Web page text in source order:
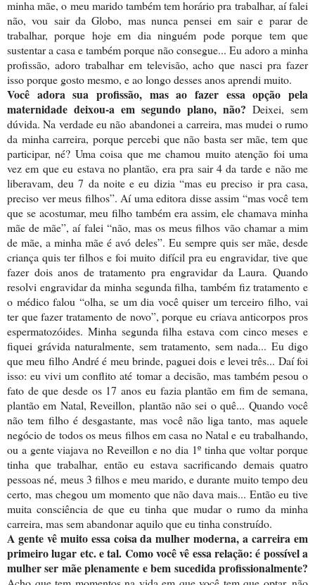
minha mãe, o meu marido também tem horário pra trabalhar, aí falei
não, vou sair da Globo, mas nunca pensei em sair e parar de
trabalhar, porque hoje em dia ninguém pode porque tem que
sustentar a casa e também porque não consegue... Eu adoro a minha
profissão, adoro trabalhar em televisão, acho que nasci pra fazer
isso porque gosto mesmo, e ao longo desses anos aprendi muito.
Você adora sua profissão, mas ao fazer essa opção pela
maternidade deixou-a em segundo plano, não? Deixei, sem
dúvida. Na verdade eu não abandonei a carreira, mas mudei o rumo
da minha carreira, porque percebi que não basta ser mãe, tem que
participar, né? Uma coisa que me chamou muito atenção foi uma
vez em que eu estava no plantão, era pra sair 4 da tarde e não me
liberavam, deu 7 da noite e eu dizia “mas eu preciso ir pra casa,
preciso ver meus filhos”. Aí uma editora disse assim “mas você tem
que se acostumar, meu filho também era assim, ele chamava minha
mãe de mãe”, aí falei “não, mas os meus filhos vão chamar a mim
de mãe, a minha mãe é avó deles”. Eu sempre quis ser mãe, desde
criança quis ter filhos e foi muito difícil pra eu engravidar, tive que
fazer dois anos de tratamento pra engravidar da Laura. Quando
resolvi engravidar da minha segunda filha, também fiz tratamento e
o médico falou “olha, se um dia você quiser um terceiro filho, vai
ter que fazer tratamento de novo”, porque eu criava anticorpos pros
espermatozóides. Minha segunda filha estava com cinco meses e
fiquei grávida naturalmente, sem tratamento, sem nada... Eu digo
que meu filho André é meu brinde, paguei dois e levei três... Daí foi
isso: eu vivi um conflito até tomar a decisão, mas também pesou o
fato de que desde os 17 anos eu fazia plantão em fim de semana,
plantão em Natal, Reveillon, plantão não sei o quê... Quando você
não tem filho é desgastante, mas você não liga tanto, mas aquele
negócio de todos os meus filhos em casa no Natal e eu trabalhando,
ou a gente viajava no Reveillon e no dia 1º tinha que voltar porque
tinha que trabalhar, então eu estava sacrificando demais quatro
pessoas né, meus 3 filhos e meu marido, e durante muito tempo deu
certo, mas chegou um momento que não dava mais... Então eu tive
muita consciência de que eu tinha que mudar o rumo da minha
carreira, mas sem abandonar aquilo que eu tinha construído.
A gente vê muito essa coisa da mulher moderna, a carreira em
primeiro lugar etc. e tal. Como você vê essa relação: é possível a
mulher ser mãe plenamente e bem sucedida profissionalmente?